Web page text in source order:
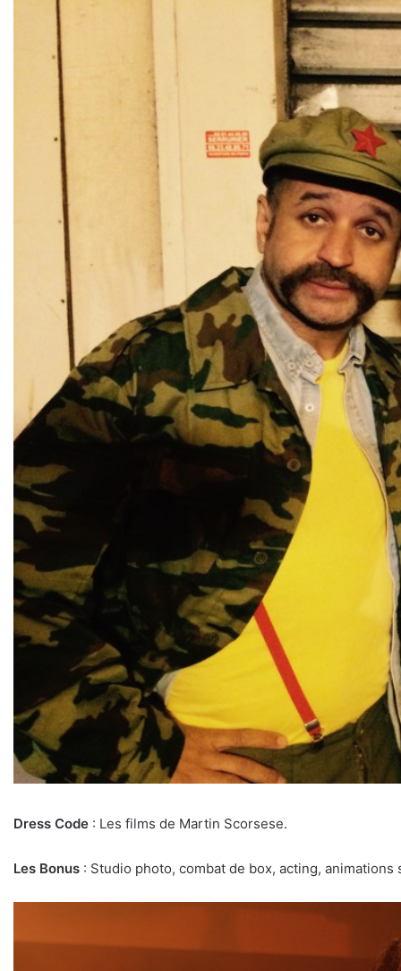
Dress Code : Les films de Martin Scorsese.
Les Bonus : Studio photo, combat de box, acting,